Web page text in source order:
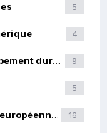
5
4
9
durable
5
16